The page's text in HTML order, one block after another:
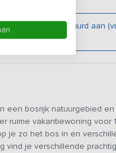
niet verhuurd aan
een bosrijk natuurgebied
ruime vakantiewoning voor
je zo het bos in en
vind je verschillende